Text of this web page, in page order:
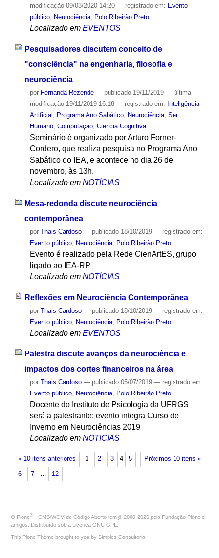
modificação09/03/2020 14:20 — registrado em: Evento
público, Neurociência, Polo Ribeirão Preto
Localizado em EVENTOS
Pesquisadores discutem conceito de
"consciência" na engenharia, filosofia e
neurociência
por Fernanda Rezende — publicado19/11/2019 — última
modificação19/11/2019 16:18 — registrado em: Inteligência
Artificial , Programa Ano Sabático, Neurociência, Ser
Humano, Computação, Ciência Cognitiva
Seminário é organizado por Arturo Forner-
Cordero, que realiza pesquisa no Programa Ano
Sabático do IEA, e acontece no dia 26 de
novembro, às 13h.
Localizado em NOTÍCIAS
Mesa-redonda discute neurociência
contemporânea
por Thais Cardoso — publicado18/10/2019 — registrado em:
Evento público, Neurociência, Polo Ribeirão Preto
Evento é realizado pela Rede CienArtES, grupo
ligado ao IEA-RP
Localizado em NOTÍCIAS
Reflexões em Neurociência Contemporânea
por Thais Cardoso — publicado18/10/2019 — registrado em:
Evento público, Neurociência, Polo Ribeirão Preto
Localizado em EVENTOS
Palestra discute avanços da neurociência e
impactos dos cortes financeiros na área
por Thais Cardoso — publicado05/07/2019 — registrado em:
Evento público, Neurociência, Polo Ribeirão Preto
Docente do Instituto de Psicologia da UFRGS
será a palestrante; evento integra Curso de
Inverno em Neurociências 2019
Localizado em NOTÍCIAS
« 10 itens anteriores Próximos 10 itens »
1 2 3 4 5
6 7 … 12
O Plone® - CMS/WCM de Código Aberto tem © 2000-2026 pela Fundação Plone e
amigos. Distribuído sob a Licença GNU GPL
This Plone Theme brought to you by Simples Consultoria